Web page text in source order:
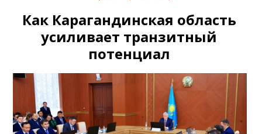
Как Карагандинская область
усиливает транзитный
потенциал